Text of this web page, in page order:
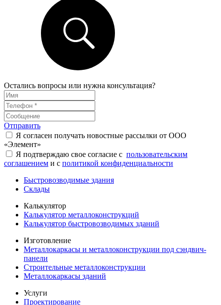
Остались вопросы или нужна консультация?
Отправить
Я согласен получать новостные рассылки от ООО
«Элемент»
Я подтверждаю свое согласие с пользовательским
соглашением и с политикой конфиденциальности
Быстровозводимые здания
Склады
Калькулятор
Калькулятор металлоконструкций
Калькулятор быстровозводимых зданий
Изготовление
Металлокаркасы и металлоконструкции под сэндвич-
панели
Строительные металлоконструкции
Металлокаркасы зданий
Услуги
Проектирование